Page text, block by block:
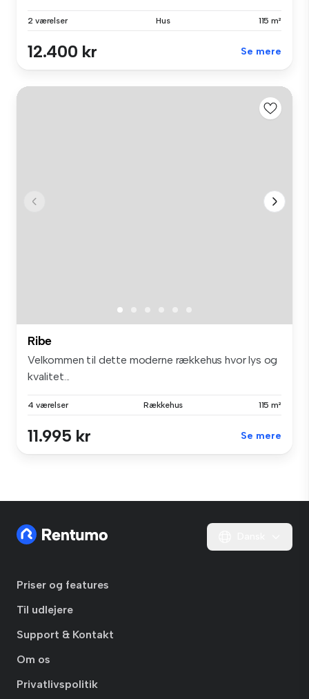
2 værelser Hus 115 m²
12.400 kr Se mere
Ribe
Velkommen til dette moderne rækkehus hvor lys og
kvalitet...
4 værelser Rækkehus 115 m²
11.995 kr Se mere
Priser og features
Til udlejere
Support & Kontakt
Om os
Privatlivspolitik